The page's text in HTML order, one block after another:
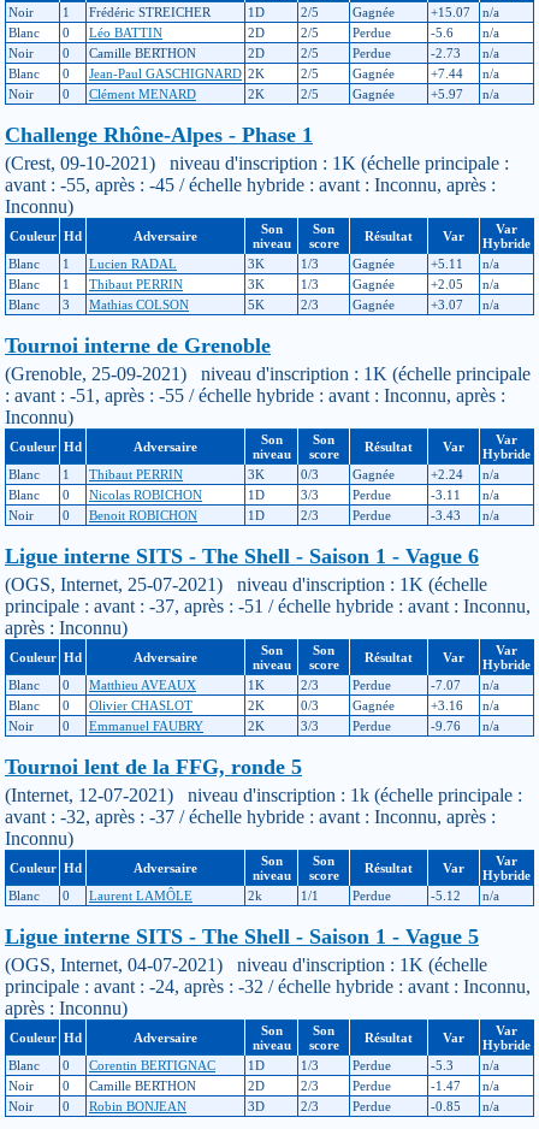
Noir
1 Frédéric STREICHER 1D 2/5 Gagnée +15.07
n/a
Blanc
0 Léo BATTIN 2D 2/5 Perdue -5.6
n/a
Noir
0 Camille BERTHON 2D 2/5 Perdue -2.73
n/a
Blanc
0 Jean-Paul GASCHIGNARD 2K 2/5 Gagnée +7.44
n/a
Noir
0 Clément MENARD 2K 2/5 Gagnée +5.97 n/a
Challenge Rhône-Alpes - Phase 1
(Crest, 09-10-2021) niveau d'inscription : 1K (échelle principale :
avant : -55, après : -45 / échelle hybride : avant : Inconnu, après :
Inconnu)
Couleur Hd Adversaire
Son
niveau
Son
score
Résultat Var
Var
Hybride
Blanc
1 Lucien RADAL 3K 1/3 Gagnée +5.11
n/a
Blanc
1 Thibaut PERRIN 3K 1/3 Gagnée +2.05
n/a
Blanc
3 Mathias COLSON 5K 2/3 Gagnée +3.07 n/a
Tournoi interne de Grenoble
(Grenoble, 25-09-2021) niveau d'inscription : 1K (échelle principale
: avant : -51, après : -55 / échelle hybride : avant : Inconnu, après :
Inconnu)
Couleur Hd Adversaire
Son
niveau
Son
score
Résultat Var
Var
Hybride
Blanc
1 Thibaut PERRIN 3K 0/3 Gagnée +2.24
n/a
Blanc
0 Nicolas ROBICHON 1D 3/3 Perdue -3.11
n/a
Noir
0 Benoit ROBICHON 1D 2/3 Perdue -3.43 n/a
Ligue interne SITS - The Shell - Saison 1 - Vague 6
(OGS, Internet, 25-07-2021) niveau d'inscription : 1K (échelle
principale : avant : -37, après : -51 / échelle hybride : avant : Inconnu,
après : Inconnu)
Couleur Hd Adversaire
Son
niveau
Son
score
Résultat Var
Var
Hybride
Blanc
0 Matthieu AVEAUX 1K 2/3 Perdue -7.07
n/a
Blanc
0 Olivier CHASLOT 2K 0/3 Gagnée +3.16
n/a
Noir
0 Emmanuel FAUBRY 2K 3/3 Perdue -9.76 n/a
Tournoi lent de la FFG, ronde 5
(Internet, 12-07-2021) niveau d'inscription : 1k (échelle principale :
avant : -32, après : -37 / échelle hybride : avant : Inconnu, après :
Inconnu)
Couleur Hd Adversaire
Son
niveau
Son
score
Résultat Var
Var
Hybride
Blanc
0 Laurent LAMÔLE 2k 1/1 Perdue -5.12 n/a
Ligue interne SITS - The Shell - Saison 1 - Vague 5
(OGS, Internet, 04-07-2021) niveau d'inscription : 1K (échelle
principale : avant : -24, après : -32 / échelle hybride : avant : Inconnu,
après : Inconnu)
Couleur Hd Adversaire
Son
niveau
Son
score
Résultat Var
Var
Hybride
Blanc
0 Corentin BERTIGNAC 1D 1/3 Perdue -5.3
n/a
Noir
0 Camille BERTHON 2D 2/3 Perdue -1.47
n/a
Noir
0 Robin BONJEAN 3D 2/3 Perdue -0.85 n/a